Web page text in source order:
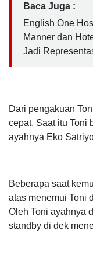
Baca Juga :
English One
Manner dan
Jadi
Dari pengakuan
cepat. Saat itu Toni
ayahnya Eko
Beberapa saat
atas menemui Toni
Oleh Toni ayahnya
standby di dek